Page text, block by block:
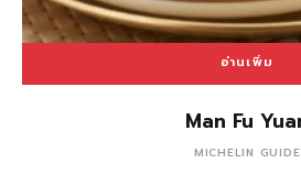
อ่านเพิ่ม
Man Fu
MICHELIN GUIDE